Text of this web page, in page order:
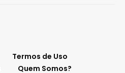
Termos de Uso
Quem Somos?